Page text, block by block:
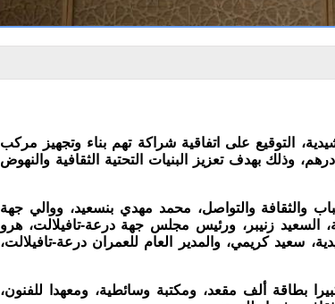
بالرشيدية، التوقيع على اتفاقية شراكة تهم بناء وتجهيز مركب
إجمالية تبلغ 120 مليون درهم، وذلك بهدف تعزيز البنيات التحتية الثقافية والنهوض
والثقافة والتواصل، محمد مهدي بنسعيد، ووالي جهة
السعيد زنيبر، ورئيس مجلس جهة درعة-تافيلالت، هرو
سعيد كريمي، والمدير العام للعمران درعة-تافيلالت،
بطاقة ألف مقعد، ومكتبة وسائطية، ومعهدا للفنون،